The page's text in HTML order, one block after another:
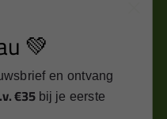
rechtstreeks in je
💚
en ontvang
€35 bij je eerste